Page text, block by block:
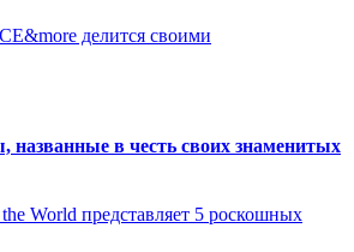
делится своими
названные в честь своих знаменитых
World представляет 5 роскошных